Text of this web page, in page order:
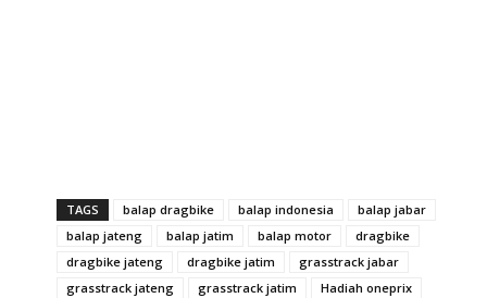
TAGS balap dragbike balap indonesia
balap jabar
balap jateng
balap jatim balap motor
dragbike
dragbike jateng
dragbike jatim
grasstrack jabar
grasstrack jateng
grasstrack jatim
Hadiah oneprix